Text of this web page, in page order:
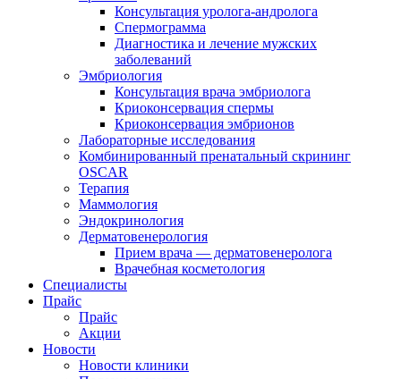
Консультация уролога-андролога
Спермограмма
Диагностика и лечение мужских
заболеваний
Эмбриология
Консультация врача эмбриолога
Криоконсервация спермы
Криоконсервация эмбрионов
Лабораторные исследования
Комбинированный пренатальный скрининг
OSCAR
Терапия
Маммология
Эндокринология
Дерматовенерология
Прием врача — дерматовенеролога
Врачебная косметология
Специалисты
Прайс
Прайс
Акции
Новости
Новости клиники